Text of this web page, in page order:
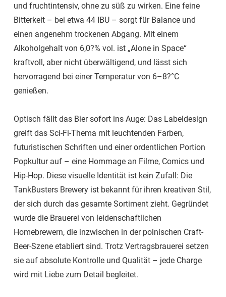
und fruchtintensiv, ohne zu süß zu wirken. Eine feine
Bitterkeit – bei etwa 44 IBU – sorgt für Balance und
einen angenehm trockenen Abgang. Mit einem
Alkoholgehalt von 6,0?% vol. ist „Alone in Space“
kraftvoll, aber nicht überwältigend, und lässt sich
hervorragend bei einer Temperatur von 6–8?°C
genießen.
Optisch fällt das Bier sofort ins Auge: Das Labeldesign
greift das Sci-Fi-Thema mit leuchtenden Farben,
futuristischen Schriften und einer ordentlichen Portion
Popkultur auf – eine Hommage an Filme, Comics und
Hip-Hop. Diese visuelle Identität ist kein Zufall: Die
TankBusters Brewery ist bekannt für ihren kreativen Stil,
der sich durch das gesamte Sortiment zieht. Gegründet
wurde die Brauerei von leidenschaftlichen
Homebrewern, die inzwischen in der polnischen Craft-
Beer-Szene etabliert sind. Trotz Vertragsbrauerei setzen
sie auf absolute Kontrolle und Qualität – jede Charge
wird mit Liebe zum Detail begleitet.